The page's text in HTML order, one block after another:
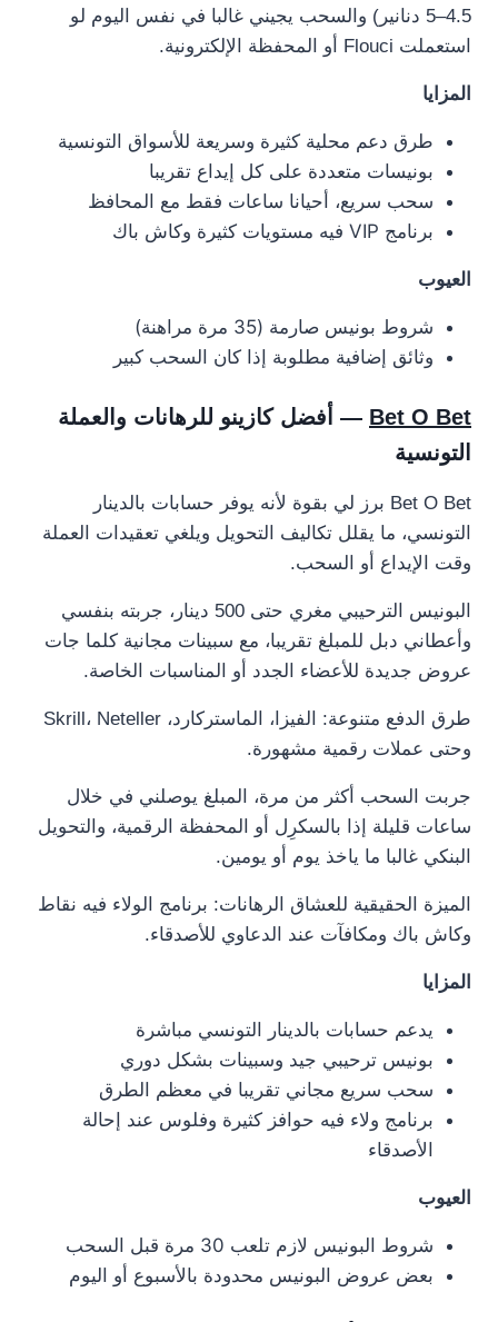
4.5–5 دنانير) والسحب يجيني غالبا في نفس اليوم لو
استعملت Flouci أو المحفظة الإلكترونية.
المزايا
طرق دعم محلية كثيرة وسريعة للأسواق التونسية
بونيسات متعددة على كل إيداع تقريبا
سحب سريع، أحيانا ساعات فقط مع المحافظ
برنامج VIP فيه مستويات كثيرة وكاش باك
العيوب
شروط بونيس صارمة (35 مرة مراهنة)
وثائق إضافية مطلوبة إذا كان السحب كبير
Bet O Bet — أفضل كازينو للرهانات والعملة
التونسية
Bet O Bet برز لي بقوة لأنه يوفر حسابات بالدينار
التونسي، ما يقلل تكاليف التحويل ويلغي تعقيدات العملة
وقت الإيداع أو السحب.
البونيس الترحيبي مغري حتى 500 دينار، جربته بنفسي
وأعطاني دبل للمبلغ تقريبا، مع سبينات مجانية كلما جات
عروض جديدة للأعضاء الجدد أو المناسبات الخاصة.
طرق الدفع متنوعة: الفيزا، الماستركارد، Skrill، Neteller
وحتى عملات رقمية مشهورة.
جربت السحب أكثر من مرة، المبلغ يوصلني في خلال
ساعات قليلة إذا بالسكرِل أو المحفظة الرقمية، والتحويل
البنكي غالبا ما ياخذ يوم أو يومين.
الميزة الحقيقية للعشاق الرهانات: برنامج الولاء فيه نقاط
وكاش باك ومكافآت عند الدعاوي للأصدقاء.
المزايا
يدعم حسابات بالدينار التونسي مباشرة
بونيس ترحيبي جيد وسبينات بشكل دوري
سحب سريع مجاني تقريبا في معظم الطرق
برنامج ولاء فيه حوافز كثيرة وفلوس عند إحالة
الأصدقاء
العيوب
شروط البونيس لازم تلعب 30 مرة قبل السحب
بعض عروض البونيس محدودة بالأسبوع أو اليوم